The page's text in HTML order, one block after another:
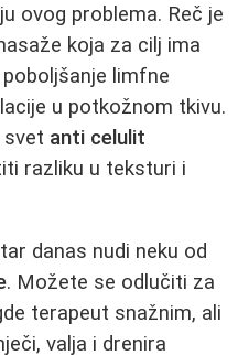
ovog problema. Reč je
koja za cilj ima
limfne
u potkožnom tkivu.
svet anti celulit
razliku u teksturi i
danas nudi neku od
. Možete se odlučiti za
terapeut snažnim, ali
valja i drenira